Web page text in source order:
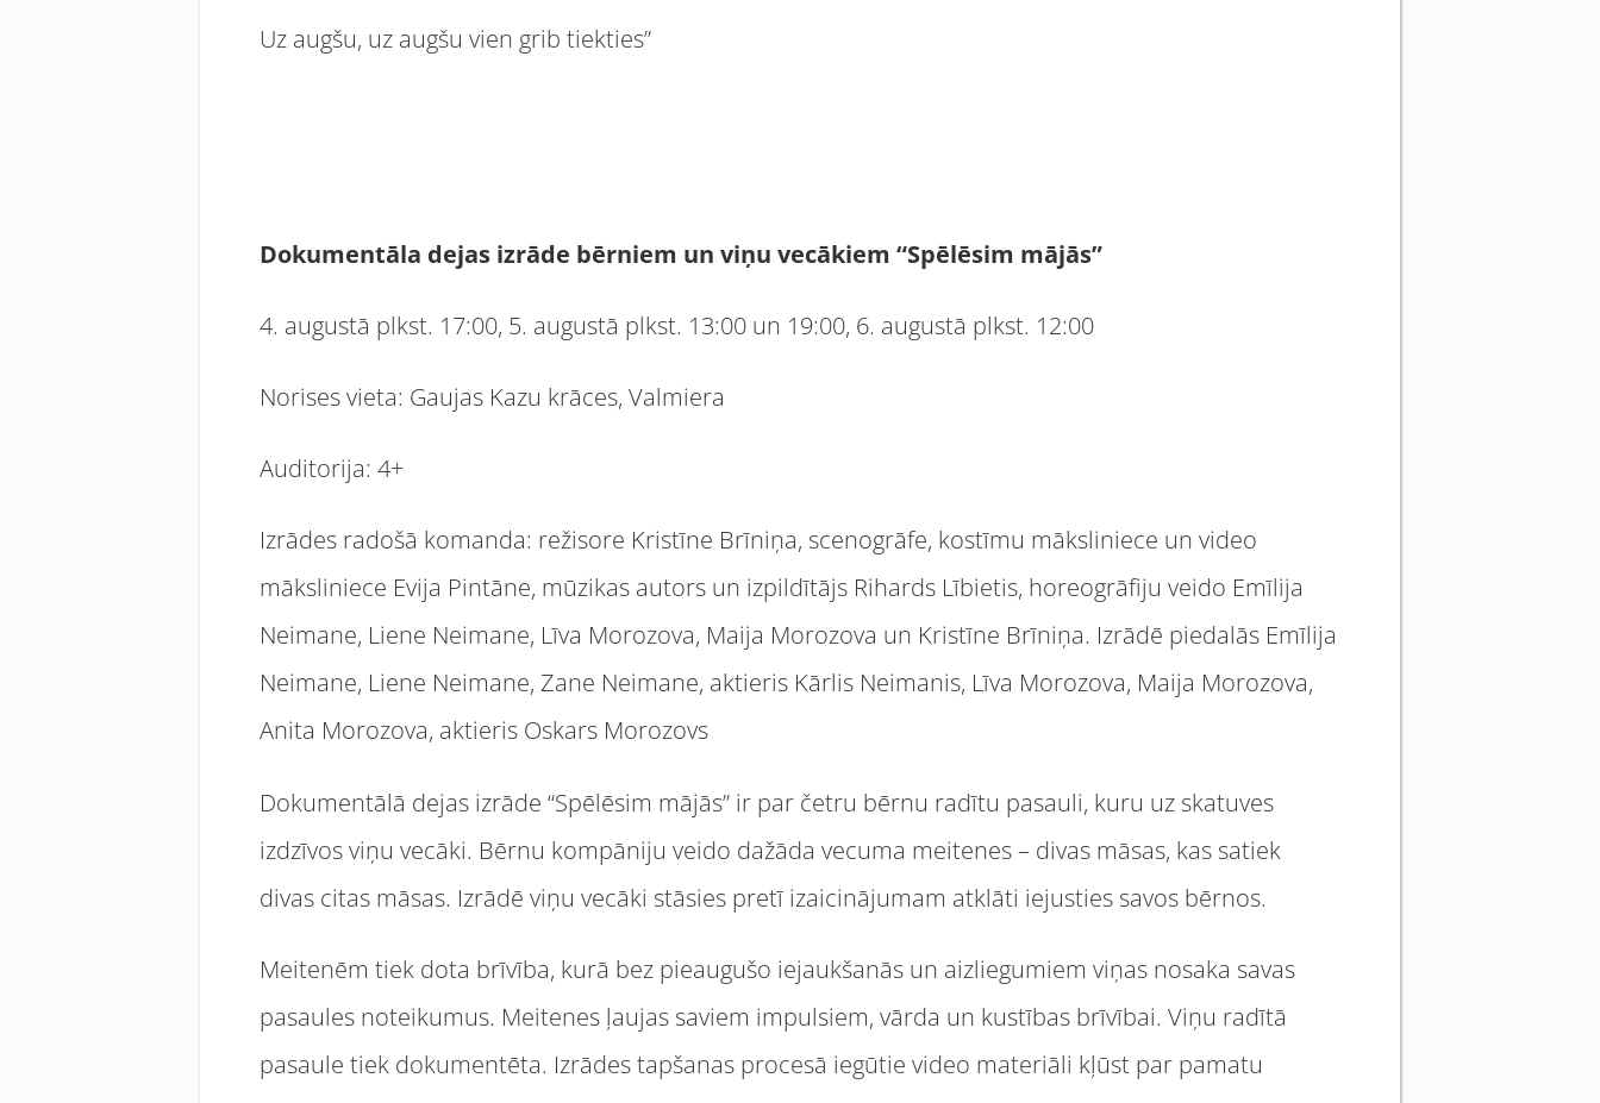
Uz augšu, uz augšu vien grib tiekties”
Dokumentāla dejas izrāde bērniem un viņu vecākiem “Spēlēsim mājās”
4. augustā plkst. 17:00, 5. augustā plkst. 13:00 un 19:00, 6. augustā plkst. 12:00
Norises vieta: Gaujas Kazu krāces, Valmiera
Auditorija: 4+
Izrādes radošā komanda: režisore Kristīne Brīniņa, scenogrāfe, kostīmu māksliniece un video
māksliniece Evija Pintāne, mūzikas autors un izpildītājs Rihards Lībietis, horeogrāfiju veido Emīlija
Neimane, Liene Neimane, Līva Morozova, Maija Morozova un Kristīne Brīniņa. Izrādē piedalās Emīlija
Neimane, Liene Neimane, Zane Neimane, aktieris Kārlis Neimanis, Līva Morozova, Maija Morozova,
Anita Morozova, aktieris Oskars Morozovs
Dokumentālā dejas izrāde “Spēlēsim mājās” ir par četru bērnu radītu pasauli, kuru uz skatuves
izdzīvos viņu vecāki. Bērnu kompāniju veido dažāda vecuma meitenes – divas māsas, kas satiek
divas citas māsas. Izrādē viņu vecāki stāsies pretī izaicinājumam atklāti iejusties savos bērnos.
Meitenēm tiek dota brīvība, kurā bez pieaugušo iejaukšanās un aizliegumiem viņas nosaka savas
pasaules noteikumus. Meitenes ļaujas saviem impulsiem, vārda un kustības brīvībai. Viņu radītā
pasaule tiek dokumentēta. Izrādes tapšanas procesā iegūtie video materiāli kļūst par pamatu